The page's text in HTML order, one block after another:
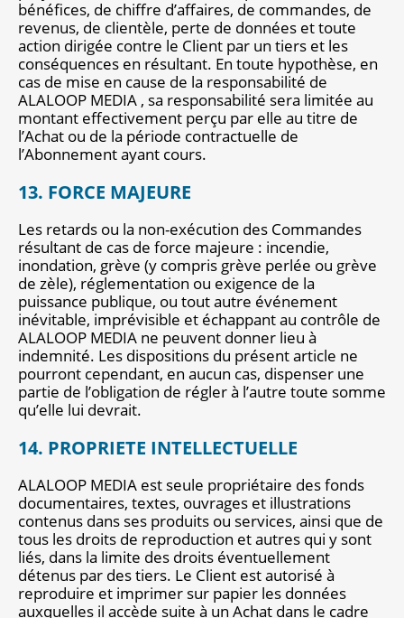
bénéfices, de chiffre d’affaires, de commandes, de
revenus, de clientèle, perte de données et toute
action dirigée contre le Client par un tiers et les
conséquences en résultant. En toute hypothèse, en
cas de mise en cause de la responsabilité de
ALALOOP MEDIA , sa responsabilité sera limitée au
montant effectivement perçu par elle au titre de
l’Achat ou de la période contractuelle de
l’Abonnement ayant cours.
13. FORCE MAJEURE
Les retards ou la non-exécution des Commandes
résultant de cas de force majeure : incendie,
inondation, grève (y compris grève perlée ou grève
de zèle), réglementation ou exigence de la
puissance publique, ou tout autre événement
inévitable, imprévisible et échappant au contrôle de
ALALOOP MEDIA ne peuvent donner lieu à
indemnité. Les dispositions du présent article ne
pourront cependant, en aucun cas, dispenser une
partie de l’obligation de régler à l’autre toute somme
qu’elle lui devrait.
14. PROPRIETE INTELLECTUELLE
ALALOOP MEDIA est seule propriétaire des fonds
documentaires, textes, ouvrages et illustrations
contenus dans ses produits ou services, ainsi que de
tous les droits de reproduction et autres qui y sont
liés, dans la limite des droits éventuellement
détenus par des tiers. Le Client est autorisé à
reproduire et imprimer sur papier les données
auxquelles il accède suite à un Achat dans le cadre